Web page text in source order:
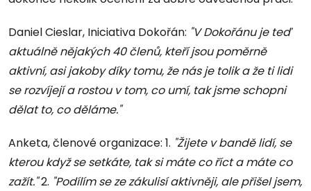
Daniel Cieslar, Iniciativa Dokořán: "V Dokořánu je teď
aktuálně nějakých 40 členů, kteří jsou poměrně
aktivní, asi jakoby díky tomu, že nás je tolik a že ti lidi
se rozvíjejí a rostou v tom, co umí, tak jsme schopni
dělat to, co děláme."
Anketa, členové organizace: 1. "Žijete v bandě lidí, se
kterou když se setkáte, tak si máte co říct a máte co
zažít."2. "Podílím se ze zákulisí aktivněji, ale přišel jsem,